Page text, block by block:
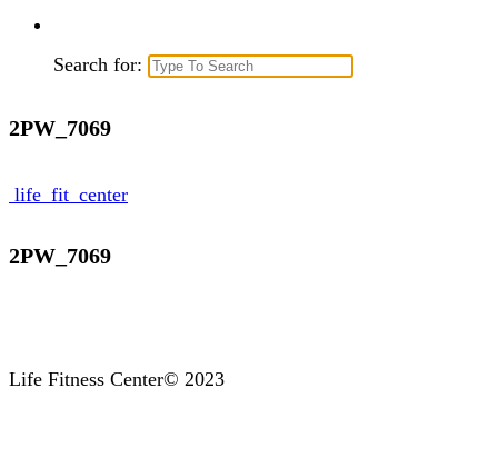
Search for:
2PW_7069
life_fit_center
2PW_7069
Life Fitness Center© 2023